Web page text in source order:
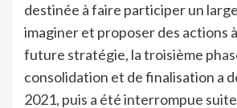
destinée à faire participer un
imaginer et proposer des actions
future stratégie, la troisième
consolidation et de finalisation a
2021, puis a été interrompue